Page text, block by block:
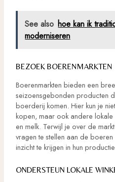
See also hoe kan ik
moderniseren
BEZOEK BOERENMARKTEN
Boerenmarkten bieden een
seizoensgebonden producten
boerderij komen. Hier kun je
kopen, maar ook andere
en melk. Terwijl je over de
vragen te stellen aan de
inzicht te krijgen in hun
ONDERSTEUN LOKALE